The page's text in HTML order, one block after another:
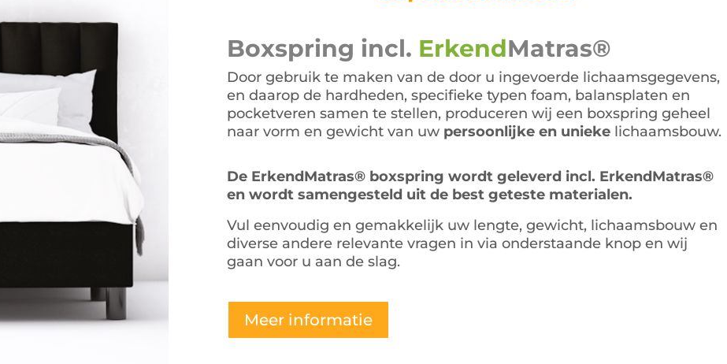
Boxspring incl. ErkendMatras®
Door gebruik te maken van de door u ingevoerde lichaamsgegevens,
en daarop de hardheden, specifieke typen foam, balansplaten en
pocketveren samen te stellen, produceren wij een boxspring geheel
naar vorm en gewicht van uw persoonlijke en uniekelichaamsbouw.
De ErkendMatras® boxspring wordt geleverd incl. ErkendMatras®
en wordt samengesteld uit de best geteste materialen.
Vul eenvoudig en gemakkelijk uw lengte, gewicht, lichaamsbouw en
diverse andere relevante vragen in via onderstaande knop en wij
gaan voor u aan de slag.
Meer informatie